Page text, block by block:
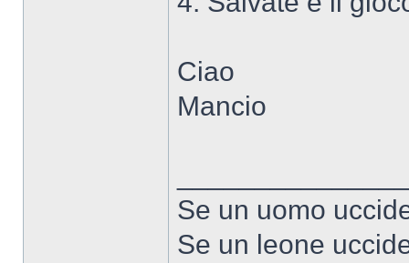
Ciao
Mancio
Se un uomo
Se un leone